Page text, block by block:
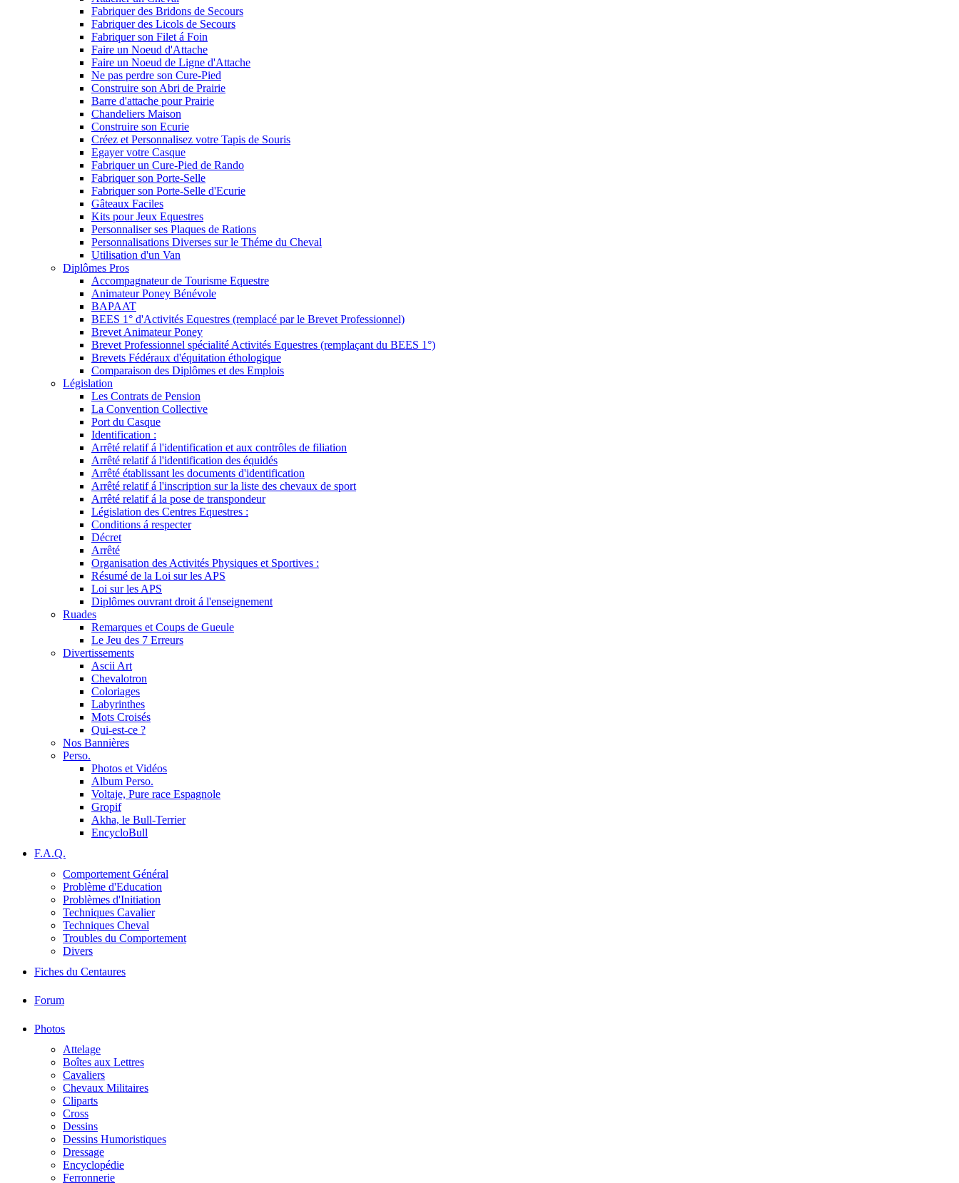
Fabriquer des Bridons de Secours
Fabriquer des Licols de Secours
Fabriquer son Filet á Foin
Faire un Noeud d'Attache
Faire un Noeud de Ligne d'Attache
Ne pas perdre son Cure-Pied
Construire son Abri de Prairie
Barre d'attache pour Prairie
Chandeliers Maison
Construire son Ecurie
Créez et Personnalisez votre Tapis de Souris
Egayer votre Casque
Fabriquer un Cure-Pied de Rando
Fabriquer son Porte-Selle
Fabriquer son Porte-Selle d'Ecurie
Gâteaux Faciles
Kits pour Jeux Equestres
Personnaliser ses Plaques de Rations
Personnalisations Diverses sur le Théme du Cheval
Utilisation d'un Van
Diplômes Pros
Accompagnateur de Tourisme Equestre
Animateur Poney Bénévole
BAPAAT
BEES 1° d'Activités Equestres (remplacé par le Brevet Professionnel)
Brevet Animateur Poney
Brevet Professionnel spécialité Activités Equestres (remplaçant du BEES 1°)
Brevets Fédéraux d'équitation éthologique
Comparaison des Diplômes et des Emplois
Législation
Les Contrats de Pension
La Convention Collective
Port du Casque
Identification :
Arrêté relatif á l'identification et aux contrôles de filiation
Arrêté relatif á l'identification des équidés
Arrêté établissant les documents d'identification
Arrêté relatif á l'inscription sur la liste des chevaux de sport
Arrêté relatif á la pose de transpondeur
Législation des Centres Equestres :
Conditions á respecter
Décret
Arrêté
Organisation des Activités Physiques et Sportives :
Résumé de la Loi sur les APS
Loi sur les APS
Diplômes ouvrant droit á l'enseignement
Ruades
Remarques et Coups de Gueule
Le Jeu des 7 Erreurs
Divertissements
Ascii Art
Chevalotron
Coloriages
Labyrinthes
Mots Croisés
Qui-est-ce ?
Nos Bannières
Perso.
Photos et Vidéos
Album Perso.
Voltaje, Pure race Espagnole
Gropif
Akha, le Bull-Terrier
EncycloBull
F.A.Q.
Comportement Général
Problème d'Education
Problèmes d'Initiation
Techniques Cavalier
Techniques Cheval
Troubles du Comportement
Divers
Fiches du Centaures
Forum
Photos
Attelage
Boîtes aux Lettres
Cavaliers
Chevaux Militaires
Cliparts
Cross
Dessins
Dessins Humoristiques
Dressage
Encyclopédie
Ferronnerie